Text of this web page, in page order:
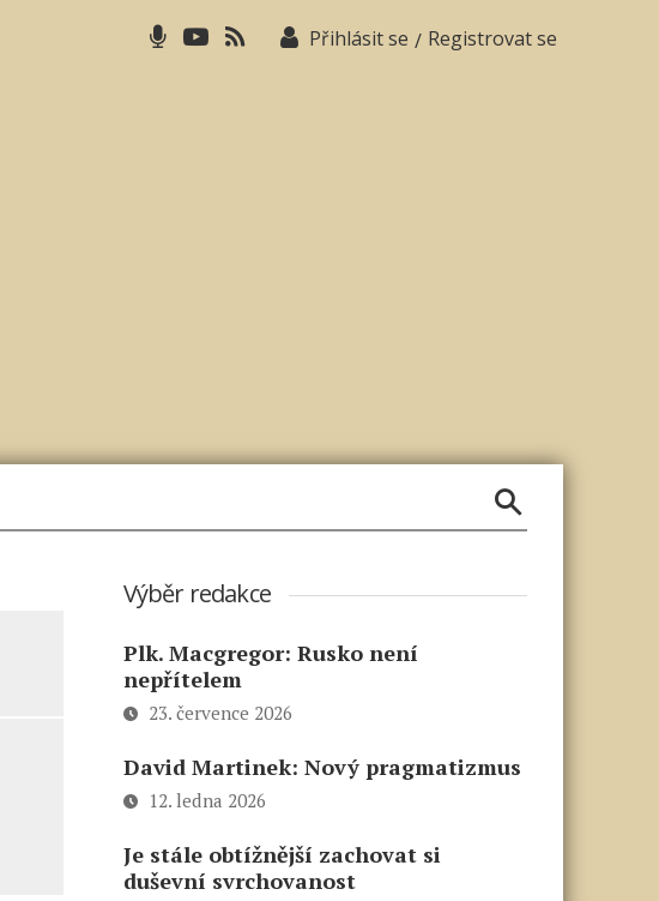
Přihlásit se / Registrovat se
Výběr redakce
Plk. Macgregor: Rusko není
nepřítelem
23. července 2026
David Martinek: Nový pragmatizmus
12. ledna 2026
Je stále obtížnější zachovat si
duševní svrchovanost